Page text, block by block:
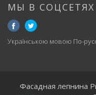
МЫ В СОЦСЕТЯХ
Українською мовою По-
Фасадная лепнина